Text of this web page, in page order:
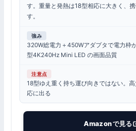
す。重量と発熱は18型相応に大きく、
す。
強み
320W総電力＋450Wアダプタで電力枠
型4K240Hz Mini LED の画面品質
注意点
18型ゆえ重く持ち運び向きではない。
応に出る
Amazonで見る